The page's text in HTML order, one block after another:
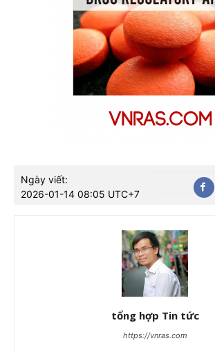
Ngày viết:
2026-01-14 08:05 UTC+7
tổng hợp Tin tức
https://vnras.com